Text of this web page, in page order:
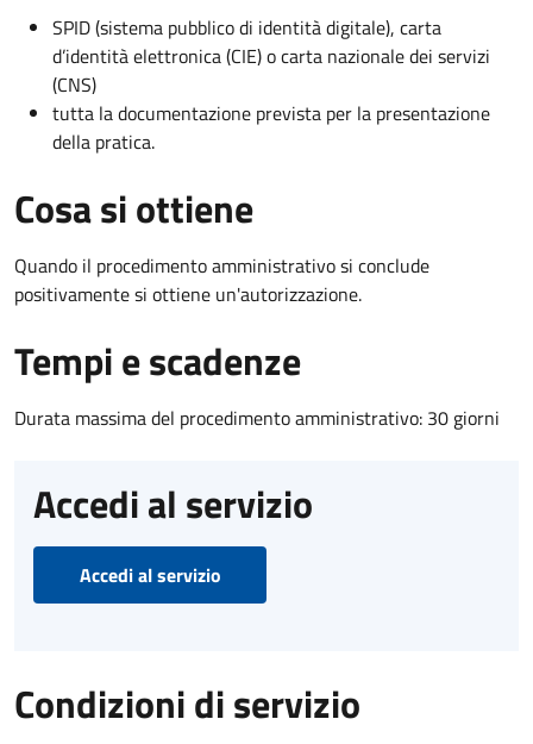
SPID (sistema pubblico di identità digitale), carta
d’identità elettronica (CIE) o carta nazionale dei servizi
(CNS)
tutta la documentazione prevista per la presentazione
della pratica.
Cosa si ottiene
Quando il procedimento amministrativo si conclude
positivamente si ottiene un'autorizzazione.
Tempi e scadenze
Durata massima del procedimento amministrativo: 30 giorni
Accedi al servizio
Accedi al servizio
Condizioni di servizio